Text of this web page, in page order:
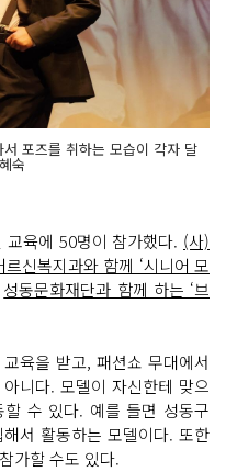
포즈를 취하는 모습이 각자 달
숙
육에 50명이 참가했다. (사)
신복지과와 함께 ‘시니어 모
성동문화재단과 함께 하는 ‘브
육을 받고, 패션쇼 무대에서
니다. 모델이 자신한테 맞으
수 있다. 예를 들면 성동구
서 활동하는 모델이다. 또한
가할 수도 있다.